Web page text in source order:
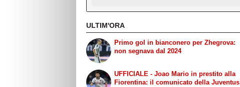
ULTIM'ORA
Primo gol in bianconero per Zhegrova:
non segnava dal 2024
UFFICIALE - Joao Mario in prestito alla
Fiorentina: il comunicato della Juventus